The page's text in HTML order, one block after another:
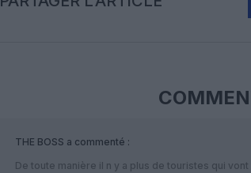
THE BOSS a commenté :
De toute manière il n y a plus de touristes qui